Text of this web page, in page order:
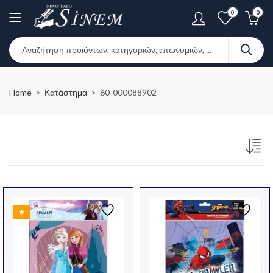
0 0
Home Κατάστημα 60-000088902
★